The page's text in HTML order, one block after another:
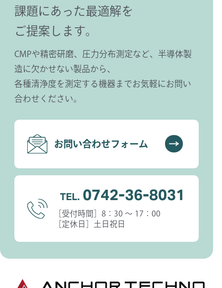
課題にあった最適解を
ご提案します。
CMPや精密研磨、圧力分布測定など、半導体製
造に欠かせない製品から、
各種清浄度を測定する機器までお気軽にお問い
合わせください。
お問い合わせフォーム
TEL. 0742-36-8031
［受付時間］8：30 〜 17：00
［定休日］土日祝日